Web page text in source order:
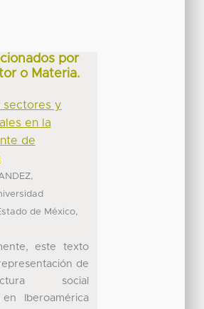
por
o Materia.
sectores y
en la
de
de México,
este texto
de
social
en Iberoamérica